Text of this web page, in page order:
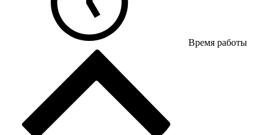
Время работы